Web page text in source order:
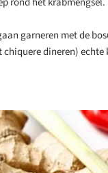
garneren met de
chiquere dineren) echte